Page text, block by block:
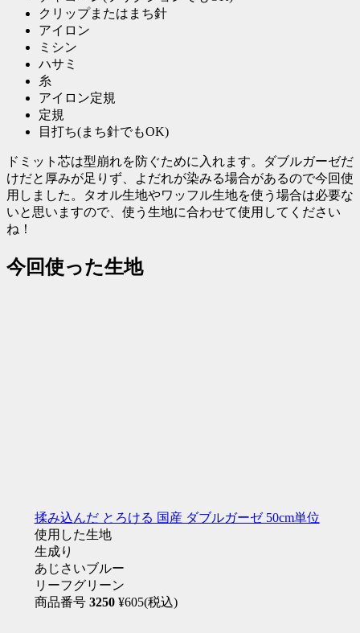
クリップまたはまち針
アイロン
ミシン
ハサミ
糸
アイロン定規
定規
目打ち(まち針でもOK)
ドミット芯は型崩れを防ぐために入れます。ダブルガーゼだ
けだと厚みが足りず、よだれが染みる場合があるので今回使
用しました。タオル生地やワッフル生地を使う場合は必要な
いと思いますので、使う生地に合わせて使用してください
ね！
今回使った生地
揉み込んだ とろける 国産 ダブルガーゼ 50cm単位
使用した生地
生成り
あじさいブルー
リーフグリーン
商品番号 3250¥605(税込)